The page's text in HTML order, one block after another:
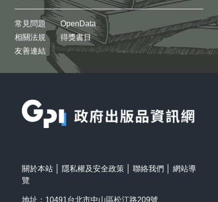
常見問題
相關法規
友善連結
OpenData
得獎書目
關於本站 隱私權及安全政策 聯絡我們
網站導
覽
地址：10491台北市中山區松江路209號